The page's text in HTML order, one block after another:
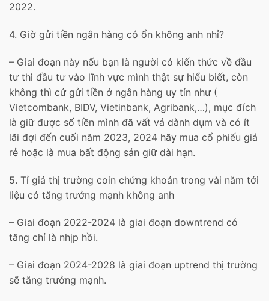
2022.
4. Giờ gửi tiền ngân hàng có ổn không anh nhỉ?
– Giai đoạn này nếu bạn là người có kiến thức về đầu
tư thì đầu tư vào lĩnh vực mình thật sự hiểu biết, còn
không thì cứ gửi tiền ở ngân hàng uy tín như (
Vietcombank, BIDV, Vietinbank, Agribank,…), mục đích
là giữ được số tiền mình đã vất vả dành dụm và có ít
lãi đợi đến cuối năm 2023, 2024 hãy mua cổ phiếu giá
rẻ hoặc là mua bất động sản giữ dài hạn.
5. Tỉ giá thị trường coin chứng khoán trong vài năm tới
liệu có tăng trưởng mạnh không anh
– Giai đoạn 2022-2024 là giai đoạn downtrend có
tăng chỉ là nhịp hồi.
– Giai đoạn 2024-2028 là giai đoạn uptrend thị trường
sẽ tăng trưởng mạnh.